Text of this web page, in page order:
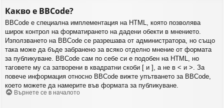
Какво е BBCode?
BBCode е специална имплементация на HTML, която позволява
широк контрол на форматирането на дадени обекти в мнението.
Използването на BBCode се разрешава от администратора, но също
така може да бъде забранено за всяко отделно мнение от формата
за публикуване. BBCode сам по себе си е подобен на HTML, но
таговете му са затворени в квадратни скоби [ и ], а не в < и >. За
повече информация относно BBCode вижте упътването за BBCode,
което можете да намерите във формата за публикуване.
Върнете се в началото